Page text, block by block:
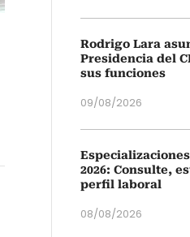
Rodrigo Lara
Presidencia del
sus funciones
09/08/2026
2026: Consulte,
perfil laboral
08/08/2026